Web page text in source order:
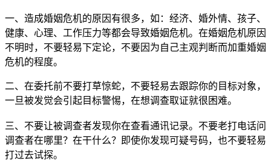
一、造成婚姻危机的原因有很多，如：经济、婚外情、孩子、
健康、心理、工作压力等都会导致婚姻危机。在婚姻危机原因
不明时，不要轻易下定论，不要因为自己主观判断而加重婚姻
危机的程度。
二、在委托前不要打草惊蛇，不要轻易去跟踪你的目标对象，
一旦被发觉会引起目标警惕，在想调查取证就很困难。
三、不要让被调查者发现你在查看通讯记录。不要老打电话问
调查者在哪里？在干什么？即使你发现可疑号码，也不要轻易
打过去试探。